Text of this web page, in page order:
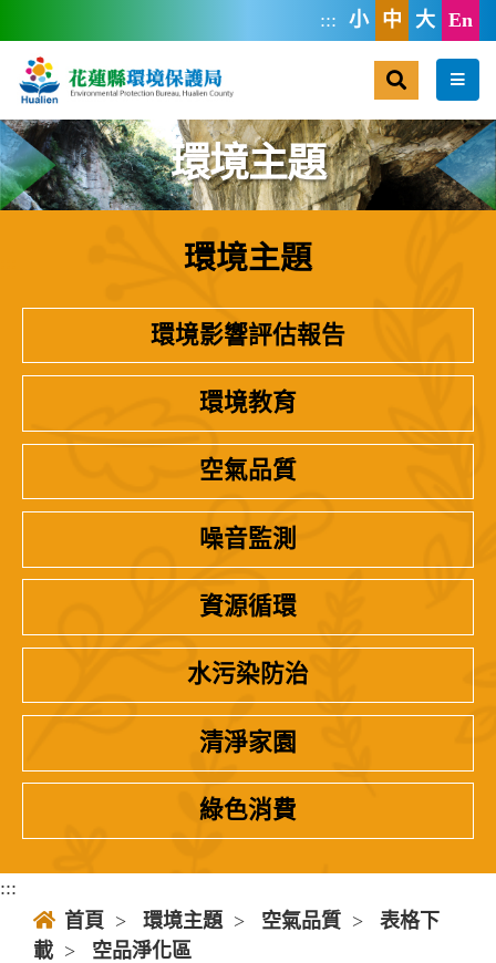
::: 小 中 大 En
選單
環境主題
環境主題
環境影響評估報告
環境教育
空氣品質
噪音監測
資源循環
水污染防治
清淨家園
綠色消費
:::
首頁 > 環境主題 > 空氣品質 >
表格下
載 > 空品淨化區